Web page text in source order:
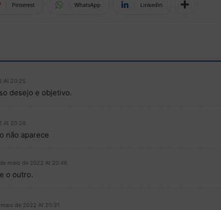
Pinterest WhatsApp Linkedin
At 20:25
desejo e objetivo.
At 20:26
não aparece
maio de 2022 At 20:46
o outro.
maio de 2022 At 20:31